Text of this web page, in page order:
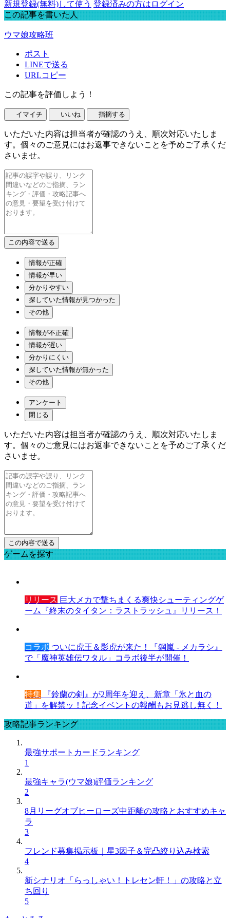
新規登録(無料)して使う 登録済みの方はログイン
この記事を書いた人
ウマ娘攻略班
ポスト
LINEで送る
URLコピー
この記事を評価しよう！
イマイチ いいね 指摘する
いただいた内容は担当者が確認のうえ、順次対応いたしま
す。個々のご意見にはお返事できないことを予めご了承くだ
さいませ。
情報が正確
情報が早い
分かりやすい
探していた情報が見つかった
その他
情報が不正確
情報が遅い
分かりにくい
探していた情報が無かった
その他
アンケート
閉じる
いただいた内容は担当者が確認のうえ、順次対応いたしま
す。個々のご意見にはお返事できないことを予めご了承くだ
さいませ。
ゲームを探す
リリース 巨大メカで撃ちまくる爽快シューティングゲ
ーム『終末のタイタン：ラストラッシュ』リリース！
コラボ ついに虎王＆影虎が来た！『鋼嵐 - メカラシ』
で「魔神英雄伝ワタル」コラボ後半が開催！
特集 『鈴蘭の剣』が2周年を迎え、新章「氷と血の
道」を解禁ッ！記念イベントの報酬もお見逃し無く！
攻略記事ランキング
最強サポートカードランキング
1
最強キャラ(ウマ娘)評価ランキング
2
8月リーグオブヒーローズ中距離の攻略とおすすめキャ
ラ
3
フレンド募集掲示板｜星3因子＆完凸絞り込み検索
4
新シナリオ「らっしゃい！トレセン軒！」の攻略と立
ち回り
5